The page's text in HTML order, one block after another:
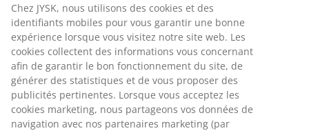
Chez JYSK, nous utilisons des cookies et des
identifiants mobiles pour vous garantir une bonne
expérience lorsque vous visitez notre site web. Les
cookies collectent des informations vous concernant
afin de garantir le bon fonctionnement du site, de
générer des statistiques et de vous proposer des
publicités pertinentes. Lorsque vous acceptez les
cookies marketing, nous partageons vos données de
navigation avec nos partenaires marketing (par